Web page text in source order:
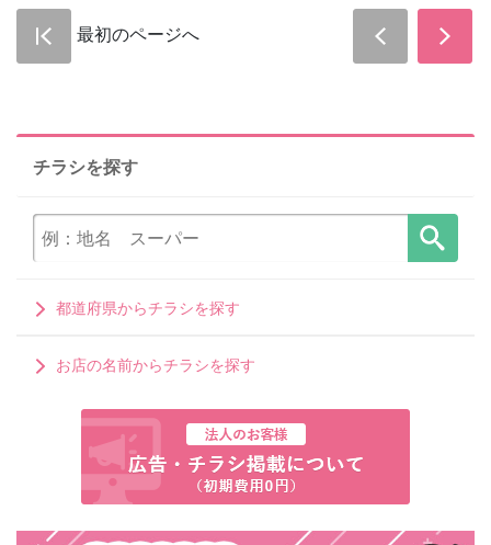
最初のページへ
チラシを探す
都道府県からチラシを探す
お店の名前からチラシを探す